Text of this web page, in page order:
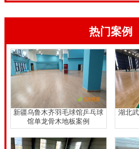
本技术是您两全齐美的选择。篮球
主要体现在六个专业技术指标上。
滚动负荷性能，篮球场木地板的承
力,标准值为1500N。还有篮球场木
能，作用点的变形量小到2.3mm，
用点500mm处的变形量不得超过作
15%。学校舞台木地板施工周期多长
学校舞台木地板施工周期多长，判
热门案例
新疆乌鲁木齐羽毛球馆乒乓球
馆单龙骨木地板案例
湖北